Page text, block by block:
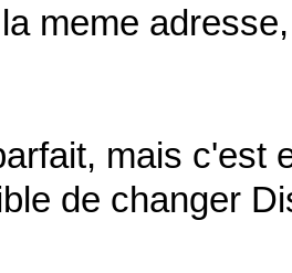
meme
mais c'est
de changer